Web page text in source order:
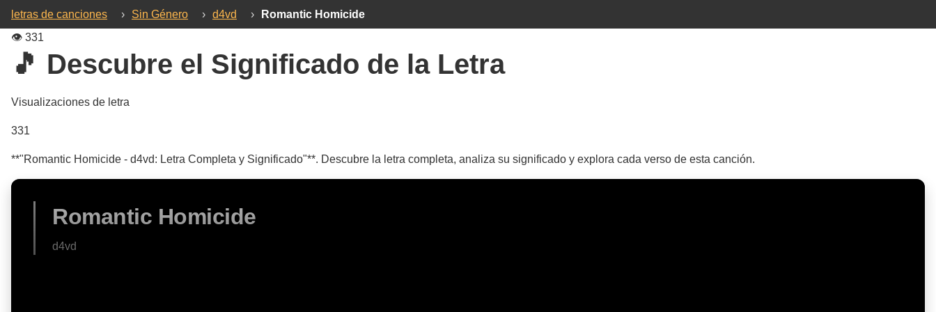
letras de canciones › Sin Género › d4vd ›
Romantic Homicide
👁️ 331
🎵 Descubre el Significado de la Letra
Visualizaciones de letra
331
**"Romantic Homicide - d4vd: Letra Completa y Significado"**. Descubre la letra completa, analiza su significado y explora cada verso de esta canción.
Romantic Homicide
d4vd